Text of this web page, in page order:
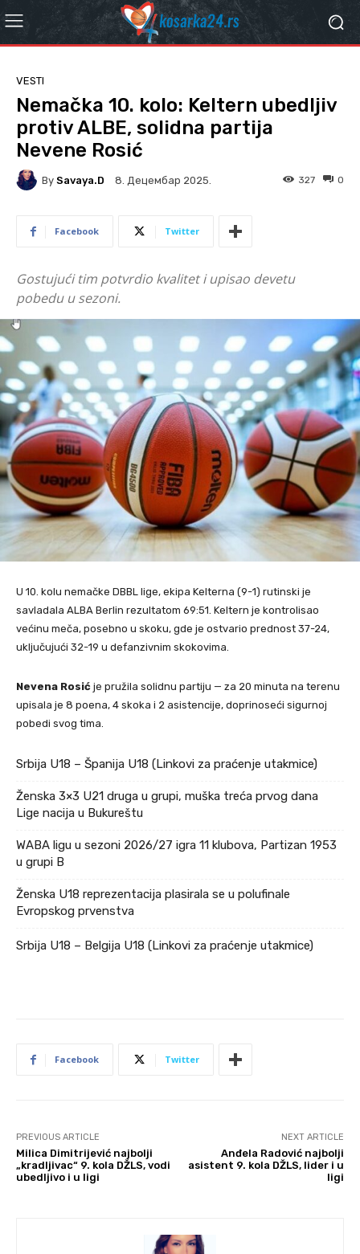
VESTI
Nemačka 10. kolo: Keltern ubedljiv
protiv ALBE, solidna partija
Nevene Rosić
By Savaya.D 8. Децембар 2025. 0
327
Facebook Twitter
Gostujući tim potvrdio kvalitet i upisao devetu
pobedu u sezoni.
U 10. kolu nemačke DBBL lige, ekipa Kelterna (9-1) rutinski je
savladala ALBA Berlin rezultatom 69:51. Keltern je kontrolisao
većinu meča, posebno u skoku, gde je ostvario prednost 37-24,
uključujući 32-19 u defanzivnim skokovima.
Nevena Rosić je pružila solidnu partiju — za 20 minuta na terenu
upisala je 8 poena, 4 skoka i 2 asistencije, doprinoseći sigurnoj
pobedi svog tima.
Srbija U18 – Španija U18 (Linkovi za praćenje utakmice)
Ženska 3×3 U21 druga u grupi, muška treća prvog dana
Lige nacija u Bukureštu
WABA ligu u sezoni 2026/27 igra 11 klubova, Partizan 1953
u grupi B
Ženska U18 reprezentacija plasirala se u polufinale
Evropskog prvenstva
Srbija U18 – Belgija U18 (Linkovi za praćenje utakmice)
Facebook Twitter
PREVIOUS ARTICLE
Milica Dimitrijević najbolji
„kradljivac“ 9. kola DŽLS, vodi
ubedljivo i u ligi
NEXT ARTICLE
Anđela Radović najbolji
asistent 9. kola DŽLS, lider i u
ligi